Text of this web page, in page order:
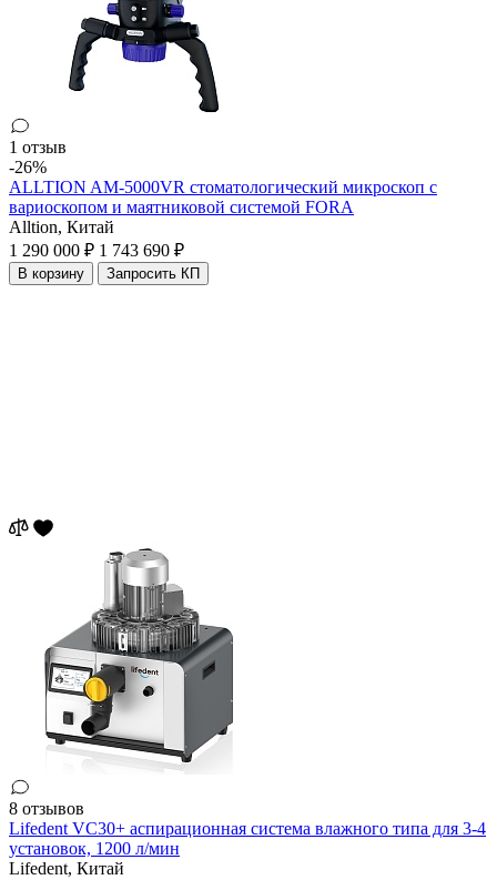
1 отзыв
-26%
ALLTION AM-5000VR стоматологический микроскоп с
вариоскопом и маятниковой системой FORA
Alltion, Китай
1 290 000 ₽ 1 743 690 ₽
В корзину Запросить КП
8 отзывов
Lifedent VC30+ аспирационная система влажного типа для 3-4
установок, 1200 л/мин
Lifedent, Китай